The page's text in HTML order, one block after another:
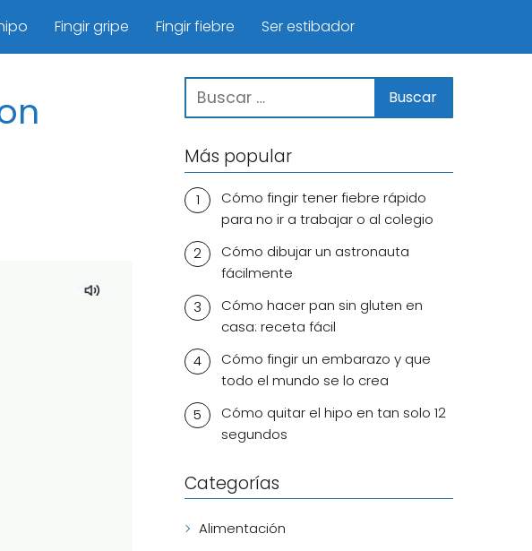
Fingir gripe Fingir fiebre Ser estibador
Más popular
Cómo fingir tener fiebre rápido
para no ir a trabajar o al colegio
Cómo dibujar un astronauta
fácilmente
Cómo hacer pan sin gluten en
casa: receta fácil
Cómo fingir un embarazo y que
todo el mundo se lo crea
Cómo quitar el hipo en tan solo 12
segundos
Categorías
Alimentación